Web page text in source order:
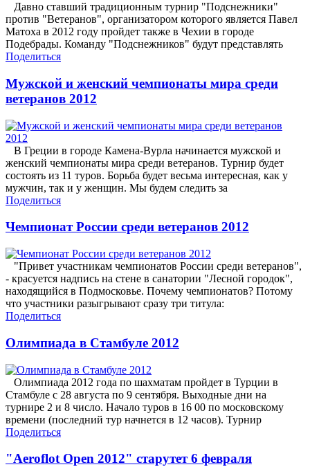
Давно ставший традиционным турнир "Подснежники"
против "Ветеранов", организатором которого является Павел
Матоха в 2012 году пройдет также в Чехии в городе
Подебрады. Команду "Подснежников" будут представлять
Поделиться
Мужской и женский чемпионаты мира среди
ветеранов 2012
В Греции в городе Камена-Вурла начинается мужской и
женский чемпионаты мира среди ветеранов. Турнир будет
состоять из 11 туров. Борьба будет весьма интересная, как у
мужчин, так и у женщин. Мы будем следить за
Поделиться
Чемпионат России среди ветеранов 2012
"Привет участникам чемпионатов России среди ветеранов",
- красуется надпись на стене в санатории "Лесной городок",
находящийся в Подмосковье. Почему чемпионатов? Потому
что участники разыгрывают сразу три титула:
Поделиться
Олимпиада в Стамбуле 2012
Олимпиада 2012 года по шахматам пройдет в Турции в
Стамбуле с 28 августа по 9 сентября. Выходные дни на
турнире 2 и 8 число. Начало туров в 16 00 по московскому
времени (последний тур начнется в 12 часов). Турнир
Поделиться
"Aeroflot Open 2012" старутет 6 февраля